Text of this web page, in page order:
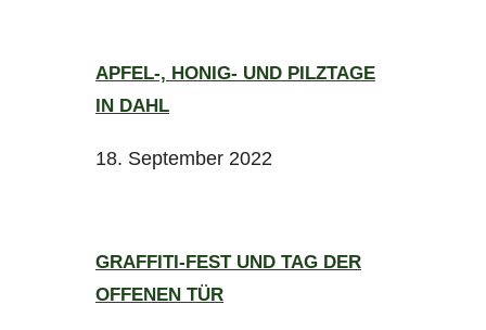
APFEL-, HONIG- UND PILZTAGE
IN DAHL
18. September 2022
GRAFFITI-FEST UND TAG DER
OFFENEN TÜR